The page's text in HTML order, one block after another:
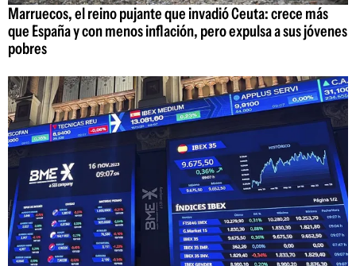
Marruecos, el reino pujante que invadió Ceuta: crece más
que España y con menos inflación, pero expulsa a sus jóvenes
pobres